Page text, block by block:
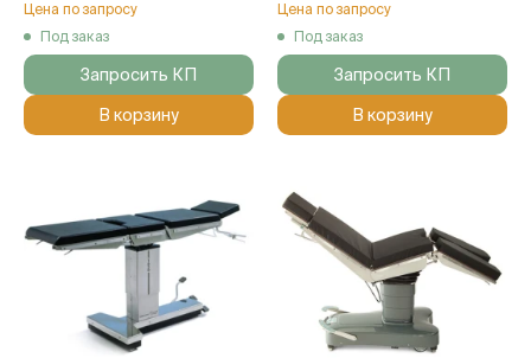
Цена по запросу
Под заказ
Запросить КП
В корзину
Цена по запросу
Под заказ
Запросить КП
В корзину